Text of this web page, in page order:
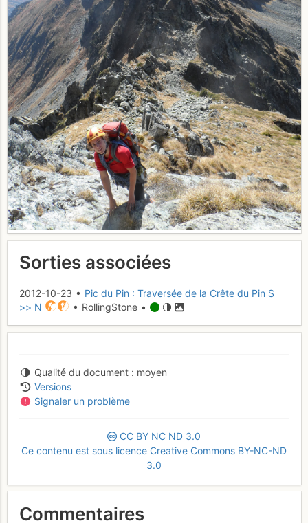
Sorties associées
2012-10-23 • Pic du Pin : Traversée de la Crête du Pin S
>> N
• RollingStone •
Qualité du document
moyen
Versions
Signaler un problème
CC BY NC ND 3.0
Ce contenu est sous licence Creative Commons BY-NC-ND
3.0
Commentaires